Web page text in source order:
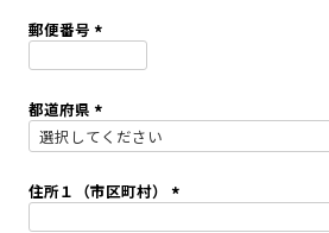
)
郵便番号
須
)
都道府県
(
必
須
)
住所１（市区町村）